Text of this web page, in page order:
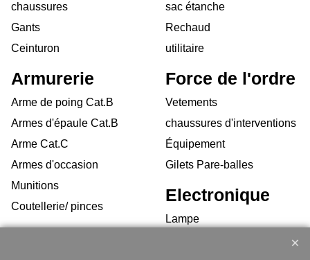
chaussures
Gants
Ceinturon
sac étanche
Rechaud
utilitaire
Armurerie
Arme de poing Cat.B
Armes d'épaule Cat.B
Arme Cat.C
Armes d'occasion
Munitions
Coutellerie/ pinces
Force de l'ordre
Vetements
chaussures d'interventions
Équipement
Gilets Pare-balles
Electronique
Lampe